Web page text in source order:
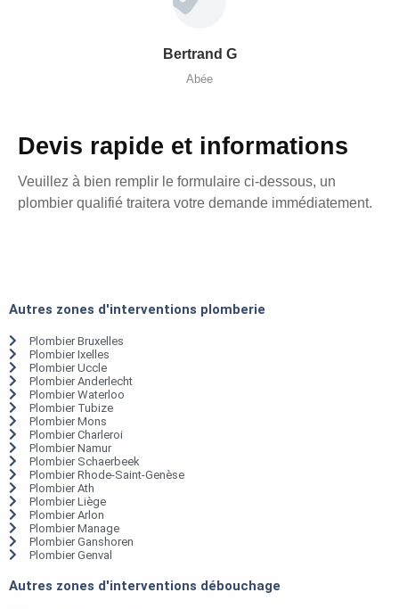
Bertrand G
Abée
Devis rapide et informations
Veuillez à bien remplir le formulaire ci-dessous, un
plombier qualifié traitera votre demande immédiatement.
Autres zones d'interventions plomberie
Plombier Bruxelles
Plombier Ixelles
Plombier Uccle
Plombier Anderlecht
Plombier Waterloo
Plombier Tubize
Plombier Mons
Plombier Charleroi
Plombier Namur
Plombier Schaerbeek
Plombier Rhode-Saint-Genèse
Plombier Ath
Plombier Liège
Plombier Arlon
Plombier Manage
Plombier Ganshoren
Plombier Genval
Autres zones d'interventions débouchage